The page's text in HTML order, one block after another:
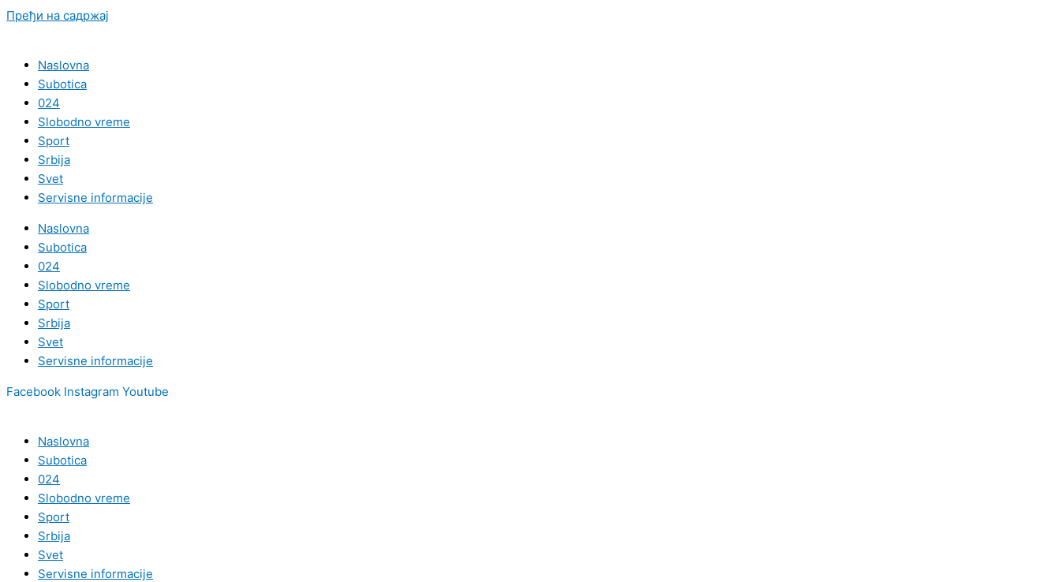
Пређи на садржај
Naslovna
Subotica
024
Slobodno vreme
Sport
Srbija
Svet
Servisne informacije
Naslovna
Subotica
024
Slobodno vreme
Sport
Srbija
Svet
Servisne informacije
Facebook Instagram Youtube
Naslovna
Subotica
024
Slobodno vreme
Sport
Srbija
Svet
Servisne informacije